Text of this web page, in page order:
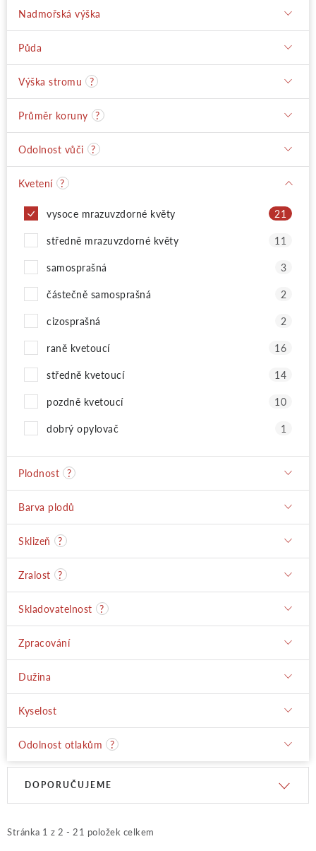
Nadmořská výška
Půda
Výška stromu ?
Průměr koruny ?
Odolnost vůči ?
Kvetení ?
vysoce mrazuvzdorné květy
21
středně mrazuvzdorné květy
11
samosprašná
3
částečně samosprašná
2
cizosprašná
2
raně kvetoucí
16
středně kvetoucí
14
pozdně kvetoucí
10
dobrý opylovač
1
Plodnost ?
Barva plodů
Sklizeň ?
Zralost ?
Skladovatelnost ?
Zpracování
Dužina
Kyselost
Odolnost otlakům ?
ý
Stránka 1 z 2 - 21 položek celkem
a
DOPORUČUJEME